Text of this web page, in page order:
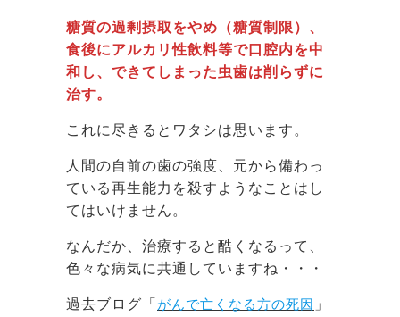
糖質の過剰摂取をやめ（糖質制限）、
食後にアルカリ性飲料等で口腔内を中
和し、できてしまった虫歯は削らずに
治す。
これに尽きるとワタシは思います。
人間の自前の歯の強度、元から備わっ
ている再生能力を殺すようなことはし
てはいけません。
なんだか、治療すると酷くなるって、
色々な病気に共通していますね・・・
過去ブログ「 がんで亡くなる方の死因 」